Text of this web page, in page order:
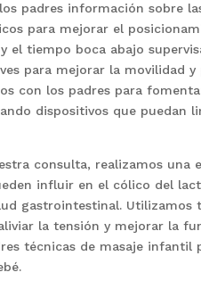
padres información sobre
para mejorar el
el tiempo boca abajo
para mejorar la movilidad
con los padres para
dispositivos que puedan
consulta, realizamos una
influir en el cólico del
gastrointestinal. Utilizamos
la tensión y mejorar la
técnicas de masaje infantil